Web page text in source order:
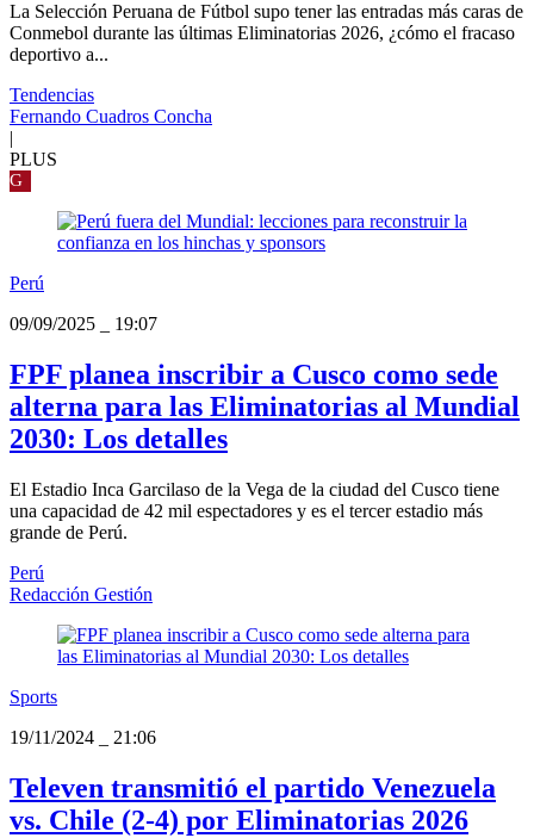
La Selección Peruana de Fútbol supo tener las entradas más caras de
Conmebol durante las últimas Eliminatorias 2026, ¿cómo el fracaso
deportivo a...
Tendencias
Fernando Cuadros Concha
PLUS
G
Perú
09/09/2025
19:07
FPF planea inscribir a Cusco como sede
alterna para las Eliminatorias al Mundial
2030: Los detalles
El Estadio Inca Garcilaso de la Vega de la ciudad del Cusco tiene
una capacidad de 42 mil espectadores y es el tercer estadio más
grande de Perú.
Perú
Redacción Gestión
Sports
19/11/2024
21:06
Televen transmitió el partido Venezuela
vs. Chile (2-4) por Eliminatorias 2026